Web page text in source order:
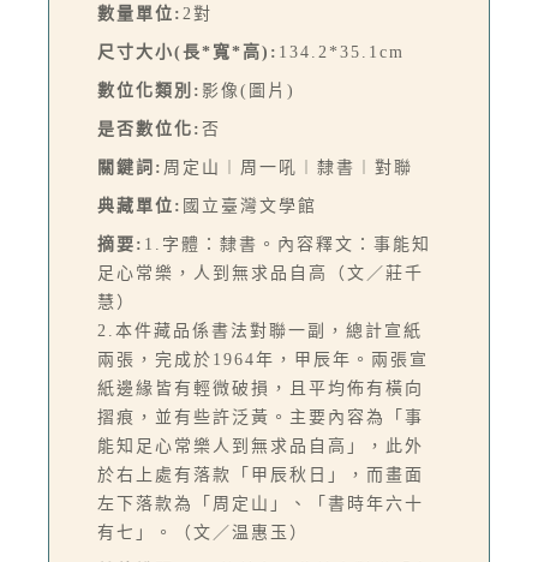
數量單位: 2對
尺寸大小(長*寬*高): 134.2*35.1cm
數位化類別: 影像(圖片)
是否數位化: 否
關鍵詞: 周定山︱周一吼︱隸書︱對聯
典藏單位: 國立臺灣文學館
摘要: 1.字體：隸書。內容釋文：事能知
足心常樂，人到無求品自高（文／莊千
慧）
2.本件藏品係書法對聯一副，總計宣紙
兩張，完成於1964年，甲辰年。兩張宣
紙邊緣皆有輕微破損，且平均佈有橫向
摺痕，並有些許泛黃。主要內容為「事
能知足心常樂人到無求品自高」，此外
於右上處有落款「甲辰秋日」，而畫面
左下落款為「周定山」、「書時年六十
有七」。（文／温惠玉）